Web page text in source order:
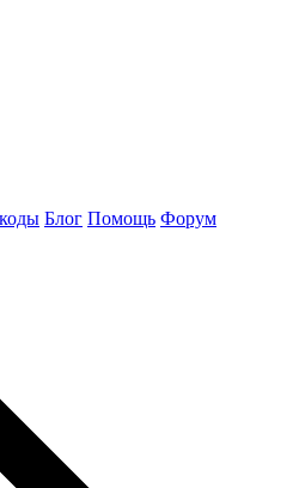
Блог Помощь Форум